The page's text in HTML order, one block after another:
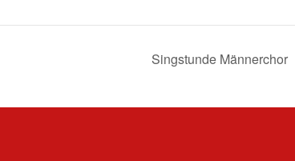
Singstunde Männerchor